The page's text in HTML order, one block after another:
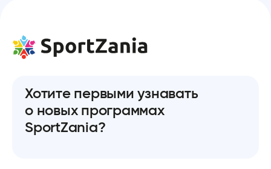
Хотите первыми узнавать
о новых программах
SportZania?